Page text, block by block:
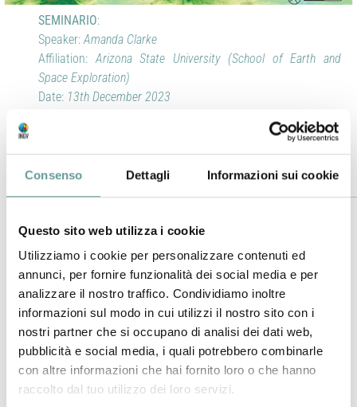
Consenso Dettagli Informazioni sui cookie
Questo sito web utilizza i cookie
Utilizziamo i cookie per personalizzare contenuti ed
annunci, per fornire funzionalità dei social media e per
analizzare il nostro traffico. Condividiamo inoltre
informazioni sul modo in cui utilizzi il nostro sito con i
nostri partner che si occupano di analisi dei dati web,
pubblicità e social media, i quali potrebbero combinarle
con altre informazioni che hai fornito loro o che hanno
raccolto dal tuo utilizzo dei loro servizi.
SEMINARIO:
Speaker:Amanda Clarke
Affiliation:Arizona State University (School of Earth and
Space Exploration)
Date: 13th December 2023
Abstract
Many calderas remain restless after large-volume eruptions,
resurgent caldera. The Valles caldera is ~20 km in diameter
and is located at the intersection of two crustal anomalies,
the Rio Grande rift and Jemez lineament in the Jemez
Mountains volcanic field (JMVF), NM, USA. The Valles
produced two caldera-forming eruptions 1.6 and 1.2 m.y.,
each roughly 300-400 km3in volume (Dense Rock
Equivalent; DRE). Since then the Valles has produced a long
series of smaller eruptions consisting of effusive lava dome